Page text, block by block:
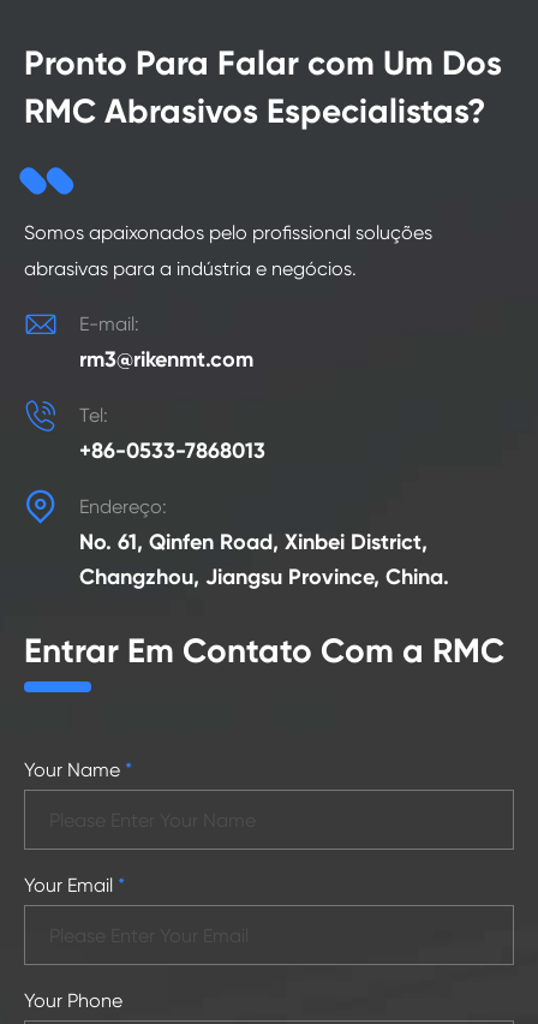
Pronto Para Falar com Um Dos
RMC Abrasivos Especialistas?
Somos apaixonados pelo profissional soluções
abrasivas para a indústria e negócios.
 E-mail:
rm3@rikenmt.com
 Tel:
+86-0533-7868013
 Endereço:
No. 61, Qinfen Road, Xinbei District,
Changzhou, Jiangsu Province, China.
Entrar Em Contato Com a RMC
Your Name *
Your Email *
Your Phone